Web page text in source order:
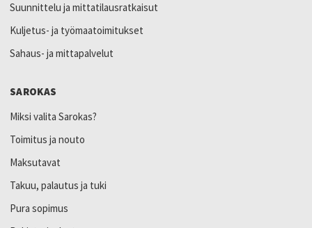
Suunnittelu ja mittatilausratkaisut
Kuljetus- ja työmaatoimitukset
Sahaus- ja mittapalvelut
SAROKAS
Miksi valita Sarokas?
Toimitus ja nouto
Maksutavat
Takuu, palautus ja tuki
Pura sopimus